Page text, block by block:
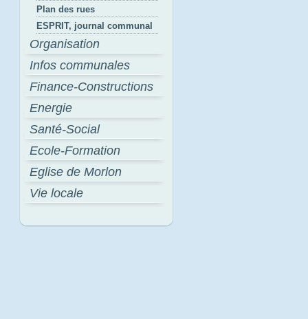
Plan des rues
ESPRIT, journal communal
Organisation
Infos communales
Finance-Constructions
Energie
Santé-Social
Ecole-Formation
Eglise de Morlon
Vie locale